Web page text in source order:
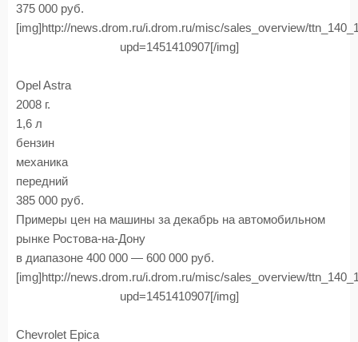
375 000 руб.
[img]http://news.drom.ru/i.drom.ru/misc/sales_overview/
upd=1451410907[/img]
Opel Astra
2008 г.
1,6 л
бензин
механика
передний
385 000 руб.
Примеры цен на машины за декабрь на автомобильном
рынке Ростова-на-Дону
в диапазоне 400 000 — 600 000 руб.
[img]http://news.drom.ru/i.drom.ru/misc/sales_overview/
upd=1451410907[/img]
Chevrolet Epica